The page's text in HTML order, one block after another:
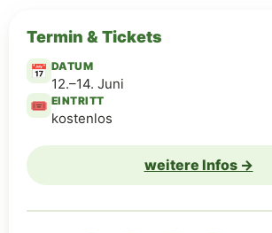
Termin & Tickets
📅 DATUM
12.–14. Juni
🎟️ EINTRITT
kostenlos
weitere Infos →